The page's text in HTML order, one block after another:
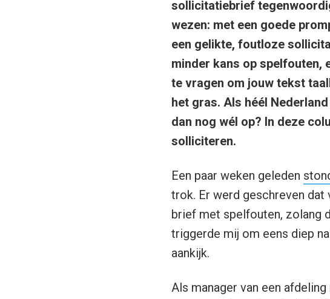
sollicitatiebrief
wezen: met een goede
een gelikte, foutloze
minder kans op spelfouten,
te vragen om jouw tekst
het gras. Als héél
dan nog wél op? In deze
solliciteren.
Een paar weken geleden
trok. Er werd geschreven dat
brief met spelfouten, zolang
triggerde mij om eens diep
aankijk.
Als manager van een